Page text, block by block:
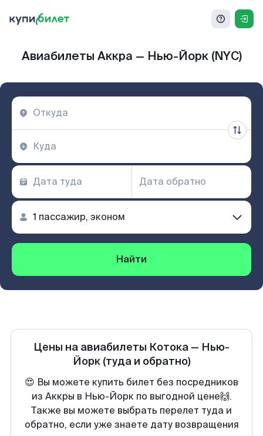
Авиабилеты Аккра — Нью-Йорк (NYC)
Найти
Цены на авиабилеты Котока — Нью-
Йорк (туда и обратно)
😍 Вы можете купить билет без посредников
из Аккры в Нью-Йорк по выгодной цене🙌.
Также вы можете выбрать перелет туда и
обратно, если уже знаете дату возвращения